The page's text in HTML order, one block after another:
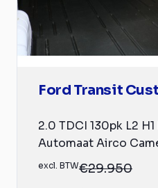
Ford Transit
2.0 TDCI 130pk L2
Automaat Airco
excl. BTW€29.950